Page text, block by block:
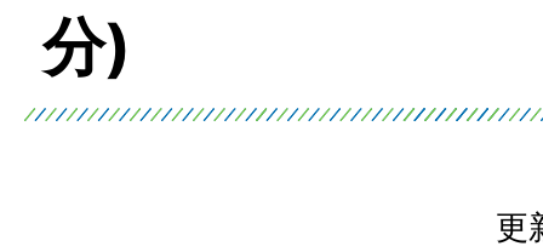
分)
更